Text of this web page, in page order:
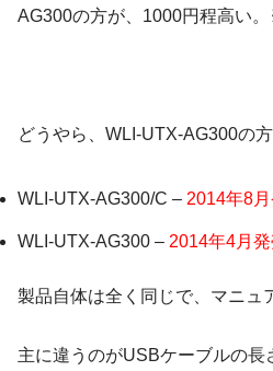
AG300の方が、1000円程高い
どうやら、WLI-UTX-AG300の
WLI-UTX-AG300/C – 2014年8
WLI-UTX-AG300 – 2014年4月
製品自体は全く同じで、マニュ
主に違うのがUSBケーブルの長